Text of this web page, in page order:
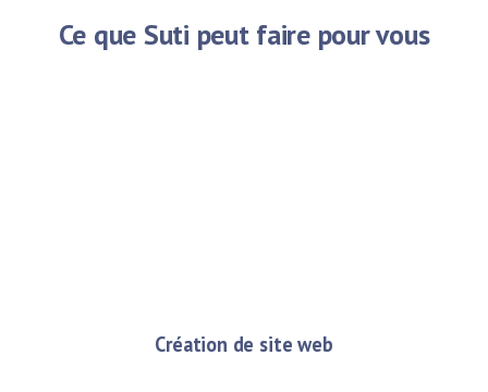
Ce que Suti peut faire pour vous
Création de site web